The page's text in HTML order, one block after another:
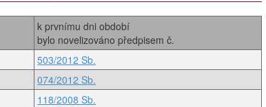
k prvnímu dni období
bylo novelizováno předpisem č.
503/2012 Sb.
074/2012 Sb.
118/2008 Sb.